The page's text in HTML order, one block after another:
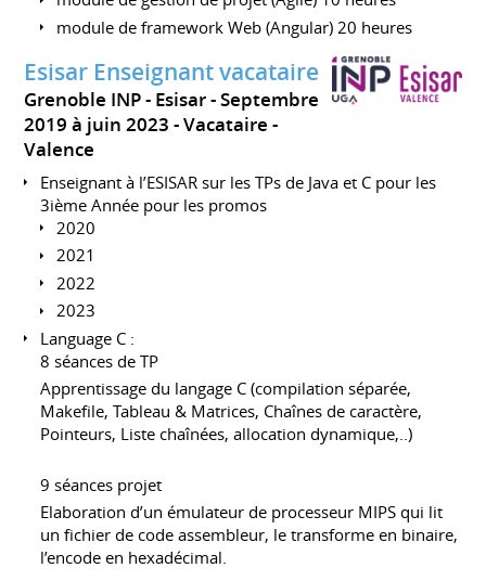
module de framework Web (Angular) 20 heures
Esisar Enseignant vacataire
Grenoble INP - Esisar
Septembre
2019 à juin 2023 Vacataire
Valence
Enseignant à l’ESISAR sur les TPs de Java et C pour les
3ième Année pour les promos
2020
2021
2022
2023
Language C :
8 séances de TP
Apprentissage du langage C (compilation séparée,
Makefile, Tableau & Matrices, Chaînes de caractère,
Pointeurs, Liste chaînées, allocation dynamique,..)
9 séances projet
Elaboration d’un émulateur de processeur MIPS qui lit
un fichier de code assembleur, le transforme en binaire,
l’encode en hexadécimal.